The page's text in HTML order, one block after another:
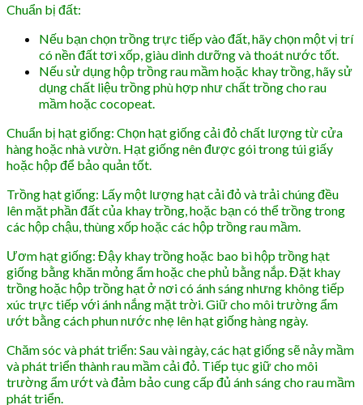
Chuẩn bị đất:
Nếu bạn chọn trồng trực tiếp vào đất, hãy chọn một vị trí
có nền đất tơi xốp, giàu dinh dưỡng và thoát nước tốt.
Nếu sử dụng hộp trồng rau mầm hoặc khay trồng, hãy sử
dụng chất liệu trồng phù hợp như chất trồng cho rau
mầm hoặc cocopeat.
Chuẩn bị hạt giống: Chọn hạt giống cải đỏ chất lượng từ cửa
hàng hoặc nhà vườn. Hạt giống nên được gói trong túi giấy
hoặc hộp để bảo quản tốt.
Trồng hạt giống: Lấy một lượng hạt cải đỏ và trải chúng đều
lên mặt phần đất của khay trồng, hoặc bạn có thể trồng trong
các hộp chậu, thùng xốp hoặc các hộp trồng rau mầm.
Ươm hạt giống: Đậy khay trồng hoặc bao bì hộp trồng hạt
giống bằng khăn mỏng ẩm hoặc che phủ bằng nắp. Đặt khay
trồng hoặc hộp trồng hạt ở nơi có ánh sáng nhưng không tiếp
xúc trực tiếp với ánh nắng mặt trời. Giữ cho môi trường ẩm
ướt bằng cách phun nước nhẹ lên hạt giống hàng ngày.
Chăm sóc và phát triển: Sau vài ngày, các hạt giống sẽ nảy mầm
và phát triển thành rau mầm cải đỏ. Tiếp tục giữ cho môi
trường ẩm ướt và đảm bảo cung cấp đủ ánh sáng cho rau mầm
phát triển.